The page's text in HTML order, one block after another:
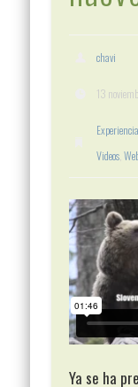
chavi
13
Videos ,
Ya se ha